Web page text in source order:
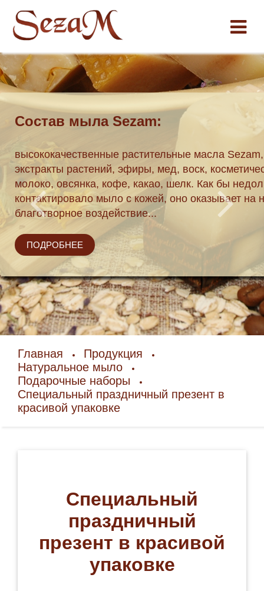
162 04 51.
трех
Состав мыла Sezam:
высококачественные растительные масла
экстракты растений, эфиры, мед, воск,
молоко, овсянка, кофе, какао, шелк. Как бы
контактировало мыло с кожей, оно оказывает на
благотворное воздействие...
ПОДРОБНЕЕ
Главная
Продукция
Натуральное мыло
Подарочные наборы
Специальный праздничный презент в
красивой упаковке
Специальный
праздничный
презент в красивой
упаковке